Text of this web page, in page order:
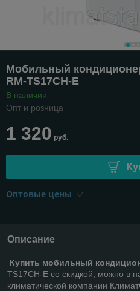
Мобильный
RM-TS17CH-E
В наличии
Опт и розница
1 320 руб.
Оптовые цены
Описание
Купить мобильный
TS17CH-E со скидкой, можно в
климатической компании